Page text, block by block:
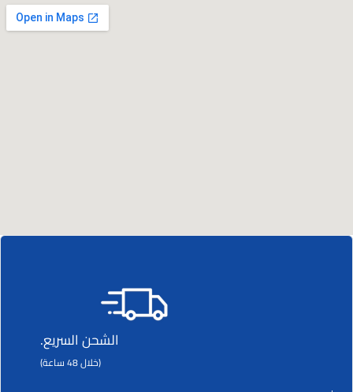
الشحن السريع.
(خلال 48 ساعة)